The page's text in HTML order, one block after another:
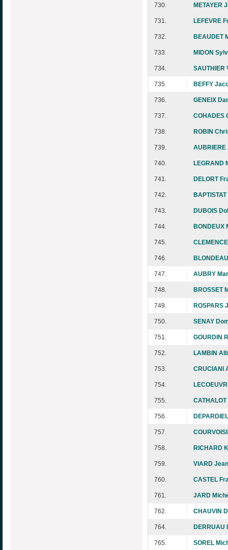
730. METAYER
731. LEFEVRE
732. BEAUDET
733. MIDON
734. SAUTHIER
735. BEFFY
736. GENEIX
737. COHADES
738. ROBIN
739. AUBRIERE
740. LEGRAND
741. DELORT
742.
743. DUBOIS
744. BONDEUX
745.
746.
747. AUBRY
748. BROSSET
749. ROSPARS
750. SENAY
751. GOURDIN
752. LAMBIN
753. CRUCIANI
754.
755.
756.
757.
758. RICHARD
759. VIARD
760. CASTEL
761. JARD
762. CHAUVIN
764. DERRUAU
765. SOREL